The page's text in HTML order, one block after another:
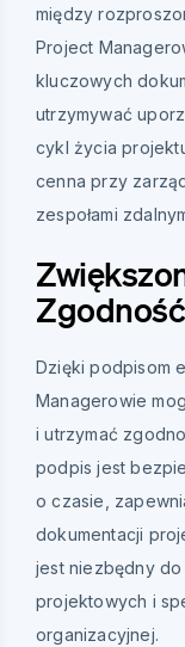
między
Project
kluczowych
utrzymywać
cykl życia
cenna przy
zespołami
Zgodność
Dzięki podpisom
Managerowie
i utrzymać
podpis jest
o czasie,
dokumentacji
jest niezbędny
projektowych i
organizacyjnej.